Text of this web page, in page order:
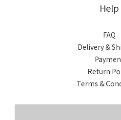
Help
FAQ
Delivery &
Return
Terms &